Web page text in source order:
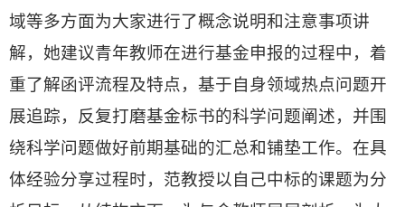
域等多方面为大家进行了概念说明和注意事项讲
解，她建议青年教师在进行基金申报的过程中，着
重了解函评流程及特点，基于自身领域热点问题开
展追踪，反复打磨基金标书的科学问题阐述，并围
绕科学问题做好前期基础的汇总和铺垫工作。在具
体经验分享过程时，范教授以自己中标的课题为分